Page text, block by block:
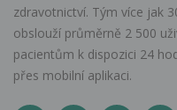
zdravotnictví. Tým více jak
obslouží průměrně 2 500
pacientům k dispozici 24
přes mobilní aplikaci.